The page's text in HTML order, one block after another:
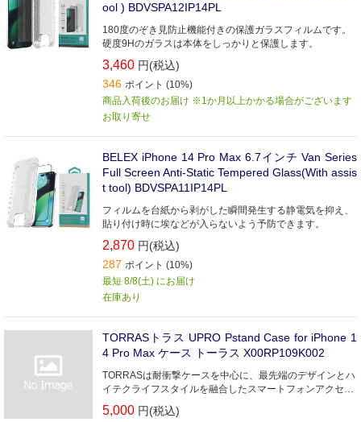
ool ) BDVSPA12IP14PL
180度のぞき見防止機能付きの保護ガラスフィルムです。
硬度9Hのガラスは本体をしっかりと保護します。
3,460 円(税込)
346 ポイント (10%)
商品入荷後のお届け ※1か月以上かかる場合がございます
お取り寄せ
BELEX iPhone 14 Pro Max 6.7インチ Van Series
Full Screen Anti-Static Tempered Glass(With assis
t tool) BDVSPA11IP14PL
フィルムを台紙から剥がした瞬間発生する静電気を抑え、
貼り付け時に埃などが入らないよう予防できます。
2,870 円(税込)
287 ポイント (10%)
最短 8/8(土) にお届け
在庫あり
TORRASトラス UPRO Pstand Case for iPhone 1
4 Pro Max ケース トーラス X00RP109K002
TORRASは耐衝撃ケースを中心に、最先端のデザインとハ
イテクライフスタイルを融合したスマートフォンアクセサ
リーを世界中に展開しています。
5,000 円(税込)